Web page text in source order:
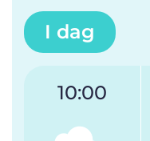
I dag
10:00